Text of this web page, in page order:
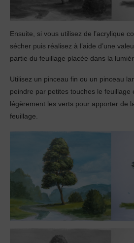
Ensuite, si vous utilisez de l’acrylique
sécher puis réalisez à l’aide d’une
partie du feuillage placée dans la
Utilisez un pinceau fin ou un pinceau
peindre par petites touches le feuillage
légèrement les verts pour apporter de
feuillage.